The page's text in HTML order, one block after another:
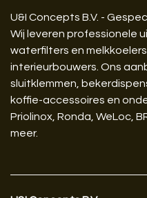
U&I Concepts B.V. -
Wij leveren professionele
waterfilters en
interieurbouwers. Ons
sluitklemmen,
koffie-accessoires en
Priolinox, Ronda, WeLoc,
meer.